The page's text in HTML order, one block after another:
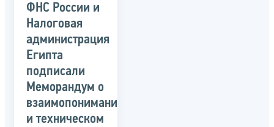
ФНС России и
Налоговая
администрация
Египта
подписали
Меморандум о
взаимопонимании
и техническом